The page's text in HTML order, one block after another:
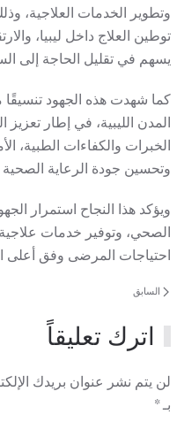
وتطوير الخدمات العلاجية،
توطين العلاج داخل ليبيا،
يسهم في تقليل الحاجة إلى
كما شهدت هذه الجهود
المدن الليبية، في إطار تعزيز
الخبرات والكفاءات الطبية،
وتحسين جودة الرعاية الصحية
ويؤكد هذا النجاح استمرار
الصحي، وتوفير خدمات
احتياجات المرضى وفق أعلى
السابق
اترك تعليقاً
لن يتم نشر عنوان بريدك
بـ*